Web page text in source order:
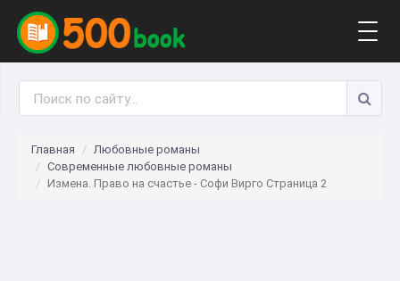
Главная
Любовные романы
Современные любовные романы
Измена. Право на счастье - Софи Вирго Страница 2